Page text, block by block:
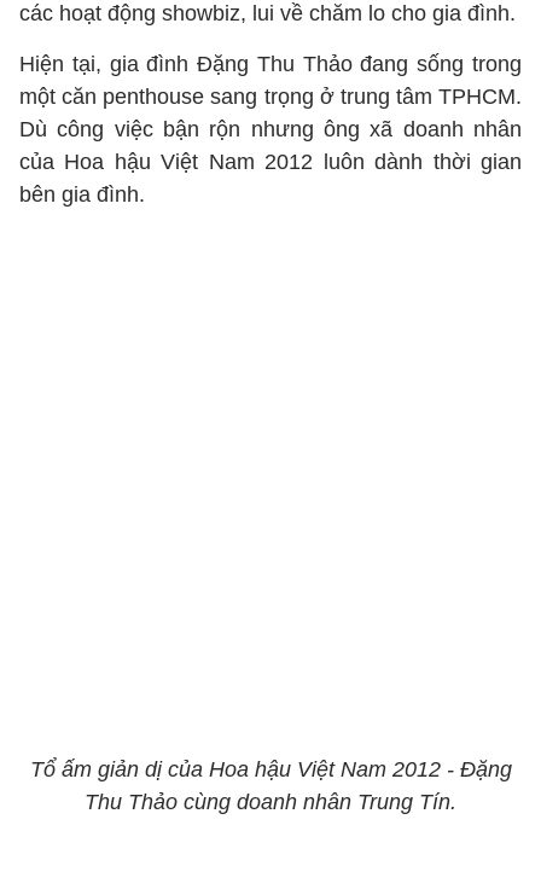
các hoạt động showbiz, lui về chăm lo cho gia đình.
Hiện tại, gia đình Đặng Thu Thảo đang sống trong
một căn penthouse sang trọng ở trung tâm TPHCM.
Dù công việc bận rộn nhưng ông xã doanh nhân
của Hoa hậu Việt Nam 2012 luôn dành thời gian
bên gia đình.
Tổ ấm giản dị của Hoa hậu Việt Nam 2012 - Đặng
Thu Thảo cùng doanh nhân Trung Tín.